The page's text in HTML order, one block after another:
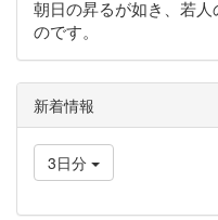
朝日の昇るが如き、若
のです。
新着情報
3日分